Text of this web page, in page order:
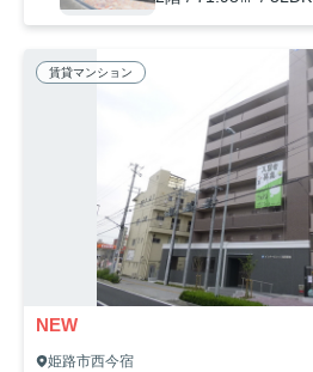
賃貸マンション
NEW
姫路市西今宿